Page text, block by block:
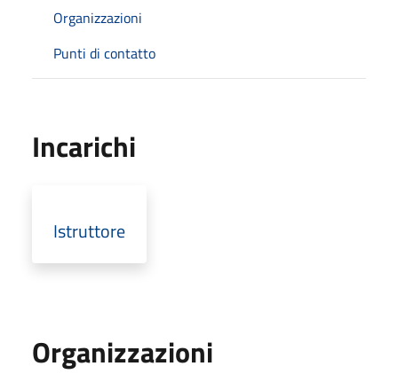
Organizzazioni
Punti di contatto
Incarichi
Istruttore
Organizzazioni